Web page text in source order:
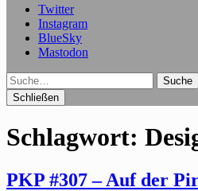
Twitter
Instagram
BlueSky
Mastodon
Suche
Schließen
Schlagwort:
PKP #307 – Auf der